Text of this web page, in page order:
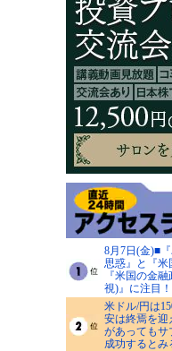
8月7日(金)■
思惑』と『米
『米国の金
視)』に注目
米ドル/円は
安は終焉を迎
があってもサ
成功するとみ